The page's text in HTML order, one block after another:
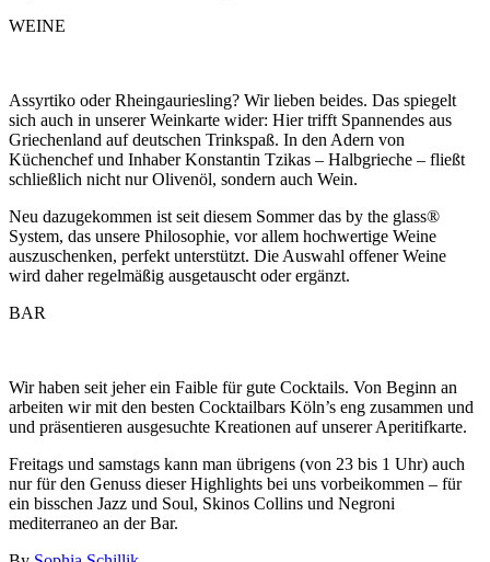
WEINE
Assyrtiko oder Rheingauriesling? Wir lieben beides. Das spiegelt
sich auch in unserer Weinkarte wider: Hier trifft Spannendes aus
Griechenland auf deutschen Trinkspaß. In den Adern von
Küchenchef und Inhaber Konstantin Tzikas – Halbgrieche – fließt
schließlich nicht nur Olivenöl, sondern auch Wein.
Neu dazugekommen ist seit diesem Sommer das by the glass®
System, das unsere Philosophie, vor allem hochwertige Weine
auszuschenken, perfekt unterstützt. Die Auswahl offener Weine
wird daher regelmäßig ausgetauscht oder ergänzt.
BAR
Wir haben seit jeher ein Faible für gute Cocktails. Von Beginn an
arbeiten wir mit den besten Cocktailbars Köln’s eng zusammen und
und präsentieren ausgesuchte Kreationen auf unserer Aperitifkarte.
Freitags und samstags kann man übrigens (von 23 bis 1 Uhr) auch
nur für den Genuss dieser Highlights bei uns vorbeikommen – für
ein bisschen Jazz und Soul, Skinos Collins und Negroni
mediterraneo an der Bar.